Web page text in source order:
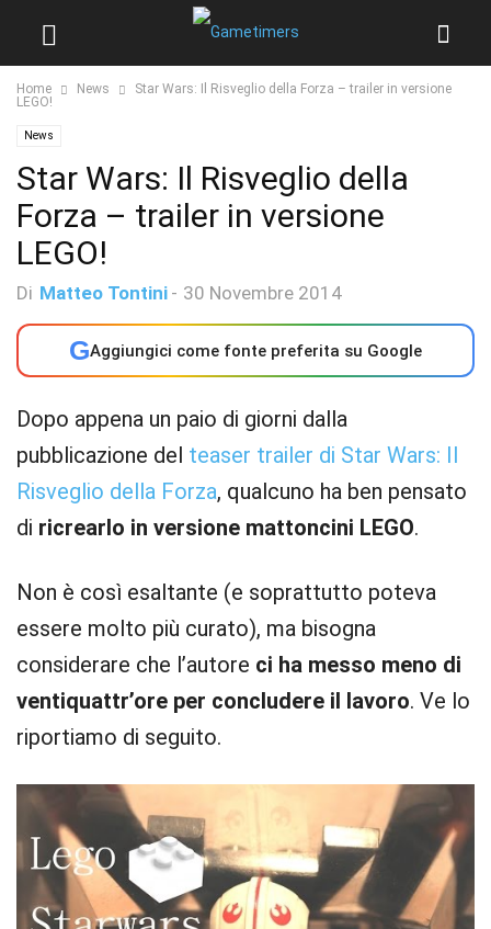
Home News
Star Wars: Il Risveglio della Forza – trailer in versione
LEGO!
News
Star Wars: Il Risveglio della
Forza – trailer in versione
LEGO!
Di Matteo Tontini - 30 Novembre 2014
GAggiungici come fonte preferita su Google
Dopo appena un paio di giorni dalla
pubblicazione del teaser trailer di Star Wars: Il
Risveglio della Forza, qualcuno ha ben pensato
di ricrearlo in versione mattoncini LEGO.
Non è così esaltante (e soprattutto poteva
essere molto più curato), ma bisogna
considerare che l’autore ci ha messo meno di
ventiquattr’ore per concludere il lavoro. Ve lo
riportiamo di seguito.